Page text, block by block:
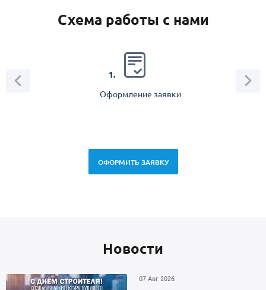
Схема работы с нами
1.
Оформление заявки
ОФОРМИТЬ ЗАЯВКУ
Новоcти
07 Авг 2026